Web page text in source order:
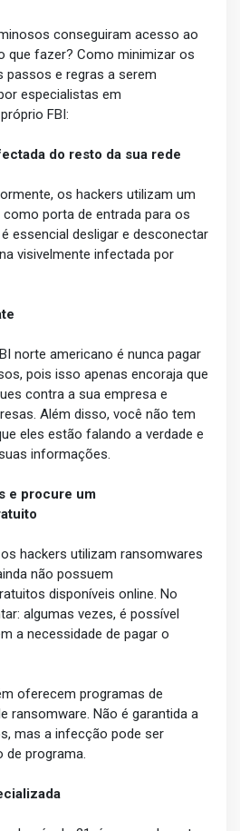
conseguiram acesso ao
que fazer? Como minimizar os
passos e regras a serem
especialistas em
FBI:
do resto da sua rede
os hackers utilizam um
porta de entrada para os
essencial desligar e desconectar
visivelmente infectada por
norte americano é nunca pagar
pois isso apenas encoraja que
contra a sua empresa e
Além disso, você não tem
eles estão falando a verdade e
informações.
e procure um
hackers utilizam ransomwares
não possuem
disponíveis online. No
algumas vezes, é possível
a necessidade de pagar o
oferecem programas de
ransomware. Não é garantida a
mas a infecção pode ser
de programa.